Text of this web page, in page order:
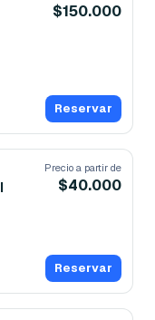
$150.000
Reservar
Precio a partir de
$40.000
Reservar